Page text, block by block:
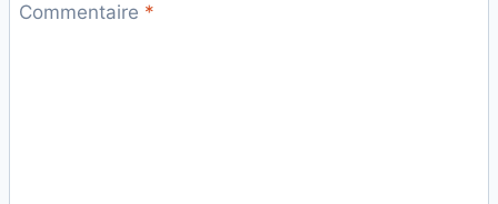
Commentaire *